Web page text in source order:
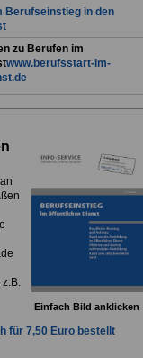
Berufseinstieg in den
zu Berufen im
www.berufsstart-im-
Einfach Bild anklicken
für 7,50 Euro bestellt